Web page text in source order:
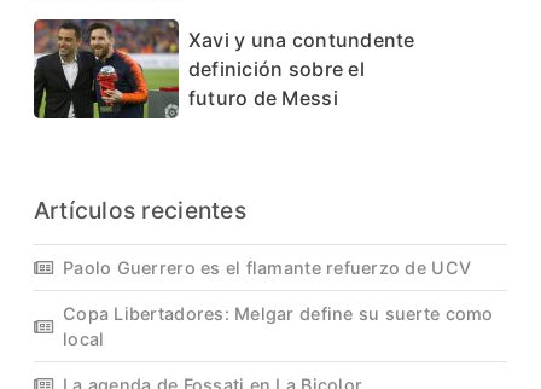
Xavi y una contundente
definición sobre el
futuro de Messi
Artículos recientes
Paolo Guerrero es el flamante refuerzo de UCV
Copa Libertadores: Melgar define su suerte como
local